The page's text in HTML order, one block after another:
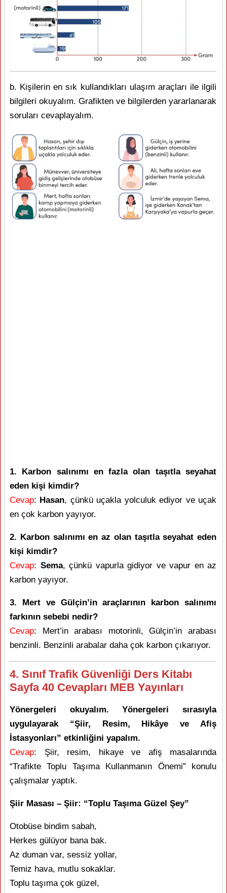
b. Kişilerin en sık kullandıkları ulaşım araçları ile ilgili
bilgileri okuyalım. Grafikten ve bilgilerden yararlanarak
soruları cevaplayalım.
1. Karbon salınımı en fazla olan taşıtla seyahat
eden kişi kimdir?
Cevap: Hasan, çünkü uçakla yolculuk ediyor ve uçak
en çok karbon yayıyor.
2. Karbon salınımı en az olan taşıtla seyahat eden
kişi kimdir?
Cevap: Sema, çünkü vapurla gidiyor ve vapur en az
karbon yayıyor.
3. Mert ve Gülçin’in araçlarının karbon salınımı
farkının sebebi nedir?
Cevap: Mert’in arabası motorinli, Gülçin’in arabası
benzinli. Benzinli arabalar daha çok karbon çıkarıyor.
4. Sınıf Trafik Güvenliği Ders Kitabı
Sayfa 40 Cevapları MEB Yayınları
Yönergeleri okuyalım. Yönergeleri sırasıyla
uygulayarak “Şiir, Resim, Hikâye ve Afiş
İstasyonları” etkinliğini yapalım.
Cevap: Şiir, resim, hikaye ve afiş masalarında
“Trafikte Toplu Taşıma Kullanmanın Önemi” konulu
çalışmalar yaptık.
Şiir Masası – Şiir: “Toplu Taşıma Güzel Şey”
Otobüse bindim sabah,
Herkes gülüyor bana bak.
Az duman var, sessiz yollar,
Temiz hava, mutlu sokaklar.
Toplu taşıma çok güzel,